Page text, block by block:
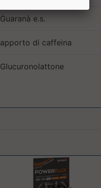
Guaranà e.s.
apporto di caffeina
Glucuronolattone